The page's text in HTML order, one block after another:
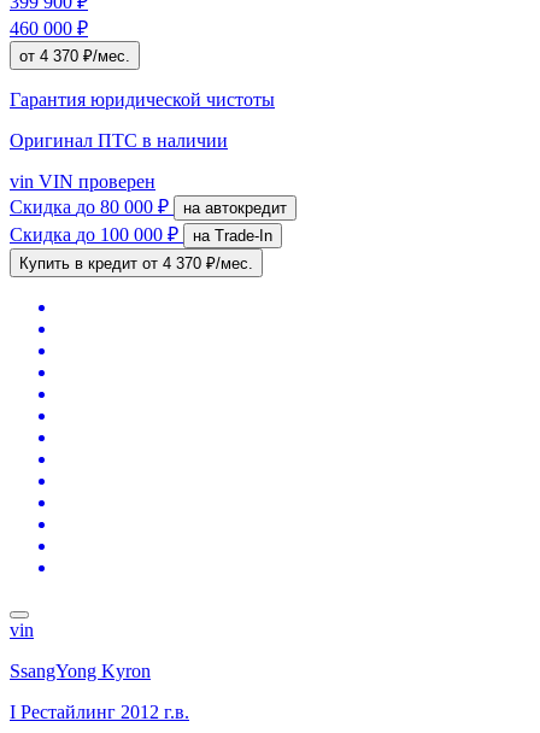
460 000 ₽
от 4 370 ₽/мес.
Гарантия юридической чистоты
Оригинал ПТС в наличии
vin VIN проверен
Скидка до 80 000 ₽ на автокредит
Скидка до 100 000 ₽
на Trade-In
Купить в кредит от 4 370 ₽/мес.
vin
SsangYong Kyron
I Рестайлинг 2012 г.в.